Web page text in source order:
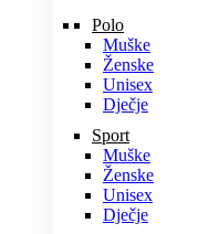
Polo
Muške
Ženske
Unisex
Dječje
Sport
Muške
Ženske
Unisex
Dječje